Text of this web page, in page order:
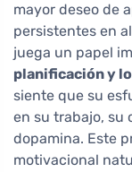
mayor deseo de
persistentes en
juega un papel
planificación y
siente que su
en su trabajo, su
dopamina. Este
motivacional